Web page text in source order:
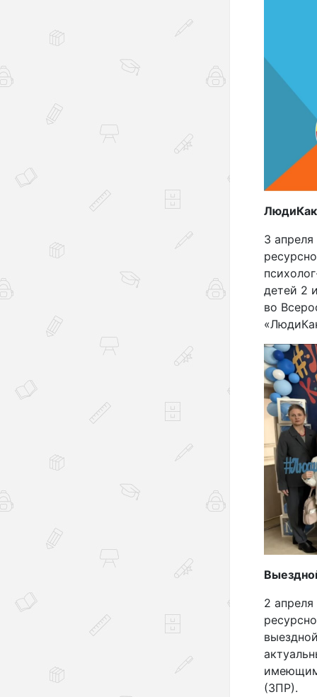
3
детей 2
во
2
(ЗПР).